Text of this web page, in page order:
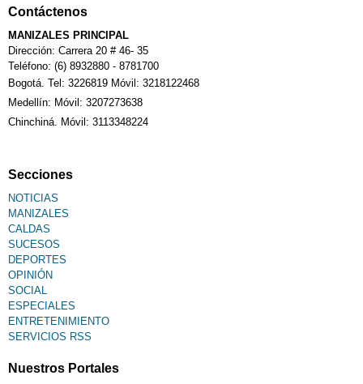
Contáctenos
MANIZALES PRINCIPAL
Dirección: Carrera 20 # 46- 35
Teléfono: (6) 8932880 - 8781700
Bogotá. Tel: 3226819 Móvil: 3218122468
Medellín: Móvil: 3207273638
Chinchiná. Móvil: 3113348224
Secciones
NOTICIAS
MANIZALES
CALDAS
SUCESOS
DEPORTES
OPINIÓN
SOCIAL
ESPECIALES
ENTRETENIMIENTO
SERVICIOS RSS
Nuestros Portales